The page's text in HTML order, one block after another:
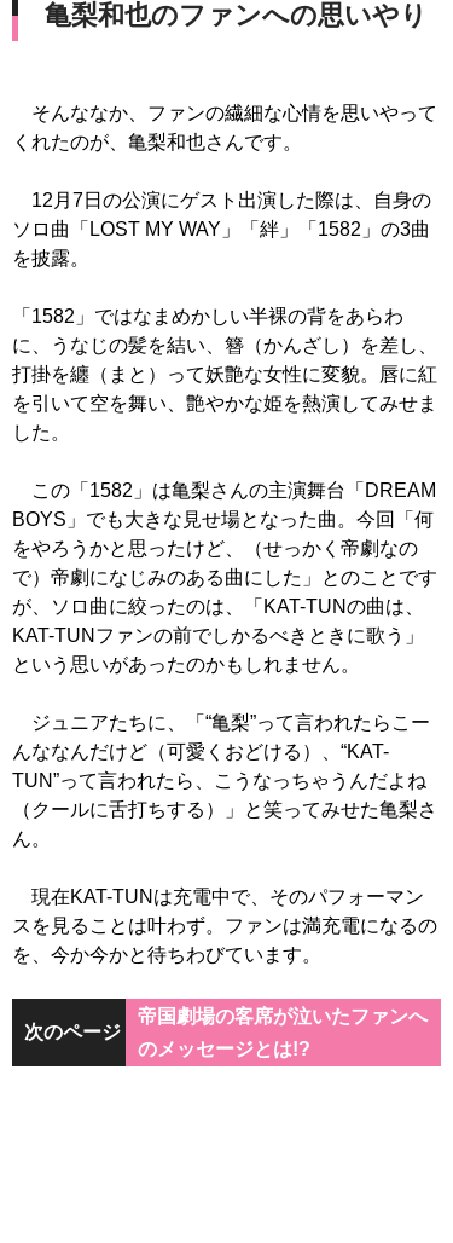
亀梨和也のファンへの思いやり
そんななか、ファンの繊細な心情を思いやって
くれたのが、亀梨和也さんです。
12月7日の公演にゲスト出演した際は、自身の
ソロ曲「LOST MY WAY」「絆」「1582」の3曲
を披露。
「1582」ではなまめかしい半裸の背をあらわ
に、うなじの髪を結い、簪（かんざし）を差し、
打掛を纏（まと）って妖艶な女性に変貌。唇に紅
を引いて空を舞い、艶やかな姫を熱演してみせま
した。
この「1582」は亀梨さんの主演舞台「DREAM
BOYS」でも大きな見せ場となった曲。今回「何
をやろうかと思ったけど、（せっかく帝劇なの
で）帝劇になじみのある曲にした」とのことです
が、ソロ曲に絞ったのは、「KAT-TUNの曲は、
KAT-TUNファンの前でしかるべきときに歌う」
という思いがあったのかもしれません。
ジュニアたちに、「“亀梨”って言われたらこー
んななんだけど（可愛くおどける）、“KAT-
TUN”って言われたら、こうなっちゃうんだよね
（クールに舌打ちする）」と笑ってみせた亀梨さ
ん。
現在KAT-TUNは充電中で、そのパフォーマン
スを見ることは叶わず。ファンは満充電になるの
を、今か今かと待ちわびています。
次のページ
帝国劇場の客席が泣いたファンへ
のメッセージとは!?